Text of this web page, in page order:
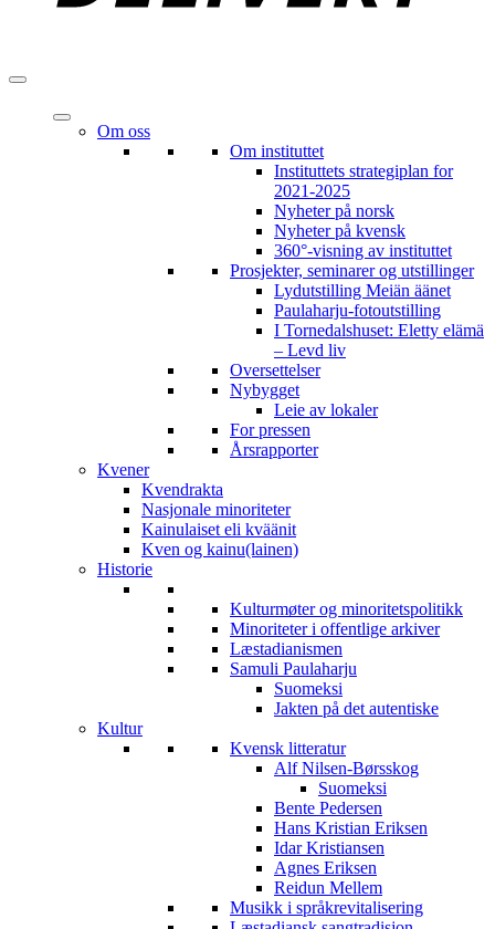
Om oss
Om instituttet
Instituttets strategiplan for
2021-2025
Nyheter på norsk
Nyheter på kvensk
360°-visning av instituttet
Prosjekter, seminarer og utstillinger
Lydutstilling Meiän äänet
Paulaharju-fotoutstilling
I Tornedalshuset: Eletty elämä
– Levd liv
Oversettelser
Nybygget
Leie av lokaler
For pressen
Årsrapporter
Kvener
Kvendrakta
Nasjonale minoriteter
Kainulaiset eli kväänit
Kven og kainu(lainen)
Historie
Kulturmøter og minoritetspolitikk
Minoriteter i offentlige arkiver
Læstadianismen
Samuli Paulaharju
Suomeksi
Jakten på det autentiske
Kultur
Kvensk litteratur
Alf Nilsen-Børsskog
Suomeksi
Bente Pedersen
Hans Kristian Eriksen
Idar Kristiansen
Agnes Eriksen
Reidun Mellem
Musikk i språkrevitalisering